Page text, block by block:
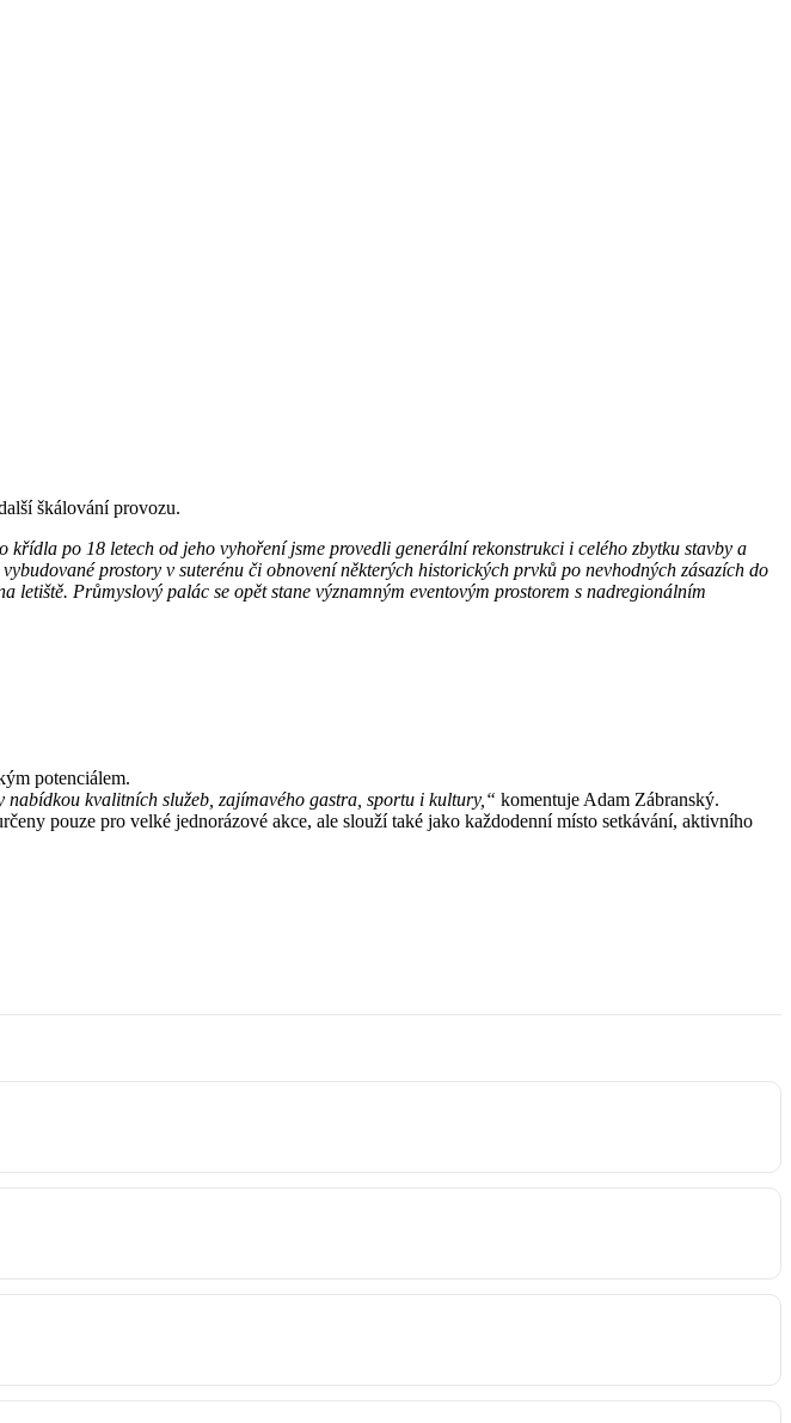
škálování provozu.
po 18 letech od jeho vyhoření jsme provedli generální rekonstrukci i celého zbytku stavby a
prostory v suterénu či obnovení některých historických prvků po nevhodných zásazích do
Průmyslový palác se opět stane významným eventovým prostorem s nadregionálním
potenciálem.
kvalitních služeb, zajímavého gastra, sportu i kultury,“ komentuje Adam Zábranský.
pouze pro velké jednorázové akce, ale slouží také jako každodenní místo setkávání, aktivního